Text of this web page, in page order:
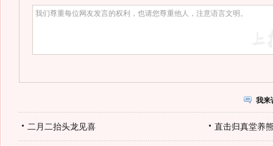
我来
二月二抬头龙见喜 直击归真堂养